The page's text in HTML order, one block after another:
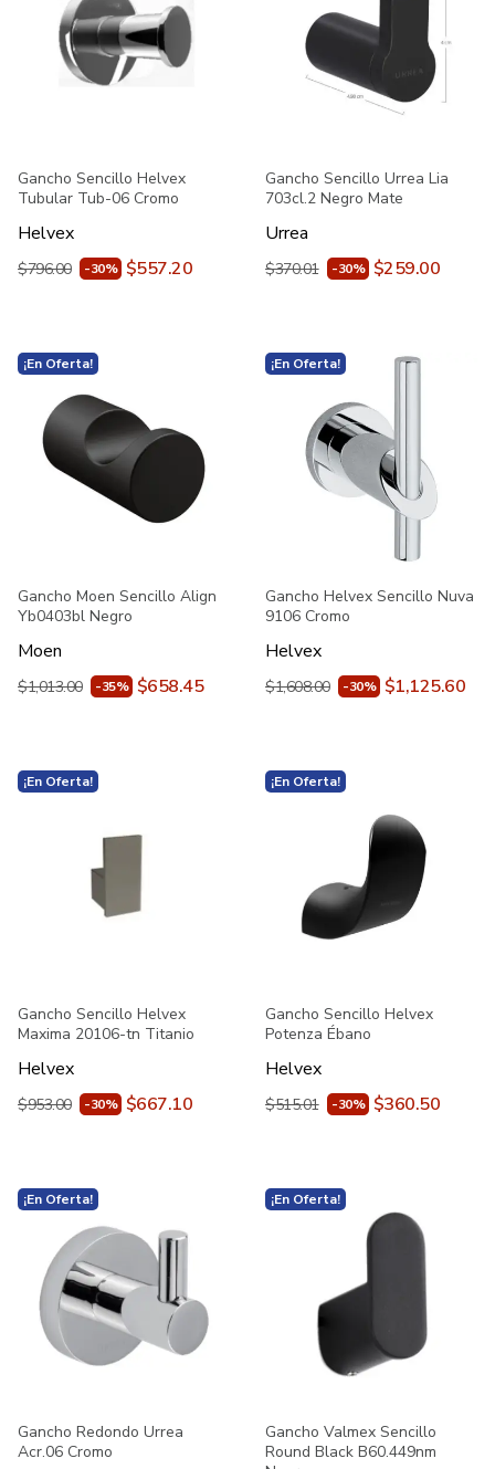
Gancho Sencillo Helvex
Tubular Tub-06 Cromo
Helvex
$796.00 -30% $557.20
Gancho Sencillo Urrea Lia
703cl.2 Negro Mate
Urrea
$370.01 -30% $259.00
¡En Oferta!
Gancho Moen Sencillo Align
Yb0403bl Negro
Moen
$1,013.00 -35% $658.45
¡En Oferta!
Gancho Helvex Sencillo Nuva
9106 Cromo
Helvex
$1,608.00 -30% $1,125.60
¡En Oferta!
Gancho Sencillo Helvex
Maxima 20106-tn Titanio
Helvex
$953.00 -30% $667.10
¡En Oferta!
Gancho Sencillo Helvex
Potenza Ébano
Helvex
$515.01 -30% $360.50
¡En Oferta!
Gancho Redondo Urrea
Acr.06 Cromo
¡En Oferta!
Gancho Valmex Sencillo
Round Black B60.449nm